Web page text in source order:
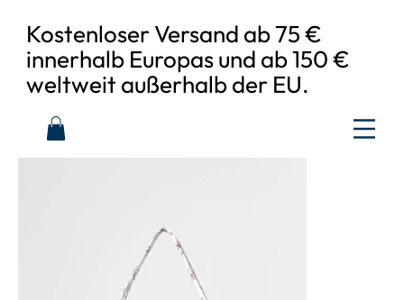
Kostenloser Versand ab 75 €
innerhalb Europas und ab 150 €
weltweit außerhalb der EU.